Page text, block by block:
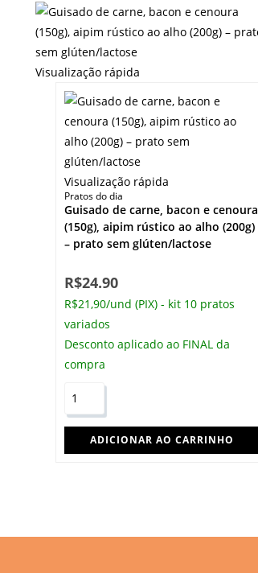
Visualização rápida
Visualização rápida
Pratos do dia
Guisado de carne, bacon e cenoura
(150g), aipim rústico ao alho (200g)
– prato sem glúten/lactose
R$24.90
R$21,90/und (PIX) - kit 10 pratos
variados
Desconto aplicado ao FINAL da
compra
ADICIONAR AO CARRINHO